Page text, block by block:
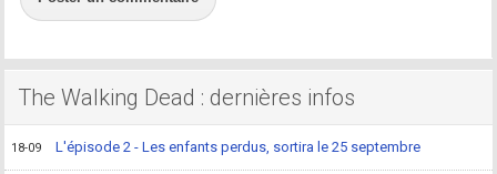
The Walking Dead : dernières infos
18-09 L'épisode 2 - Les enfants perdus, sortira le 25 septembre